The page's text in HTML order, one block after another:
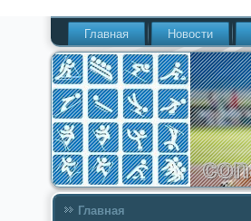
Главная Новости
Главная